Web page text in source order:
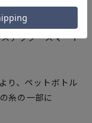
プ。
チック・スマート
り、ペットボトル
糸の一部に